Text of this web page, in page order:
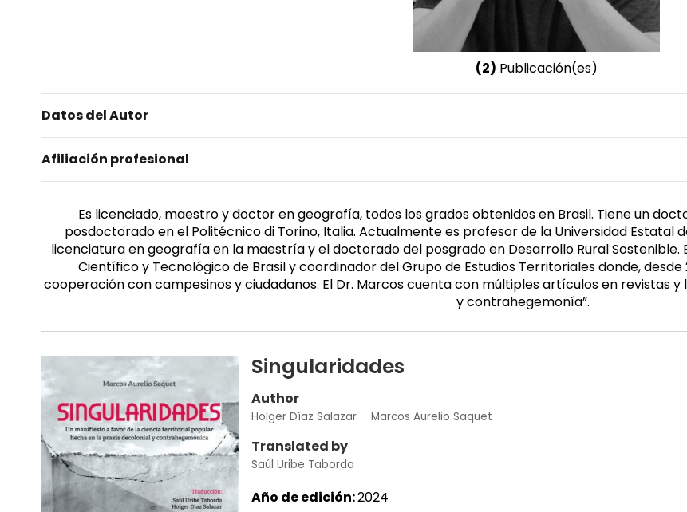
(2) Publicación(es)
Datos del Autor
Afiliación profesional
Es licenciado, maestro y doctor en geografía, todos los grados obtenidos en Brasil. Tiene un
posdoctorado en el Politécnico di Torino, Italia. Actualmente es profesor de la Universidad Estatal
licenciatura en geografía en la maestría y el doctorado del posgrado en Desarrollo Rural Sostenible.
Científico y Tecnológico de Brasil y coordinador del Grupo de Estudios Territoriales donde,
cooperación con campesinos y ciudadanos. El Dr. Marcos cuenta con múltiples artículos en revistas
y contrahegemonía”.
Singularidades
Author
Holger Díaz Salazar Marcos Aurelio Saquet
Translated by
Saúl Uribe Taborda
Año de edición:2024